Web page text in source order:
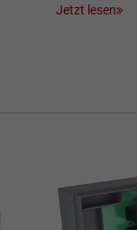
Jetzt lesen